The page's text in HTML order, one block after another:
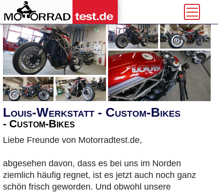
Louis-Werkstatt - Custom-Bikes
- Custom-Bikes
Liebe Freunde von Motorradtest.de,
abgesehen davon, dass es bei uns im Norden
ziemlich häufig regnet, ist es jetzt auch noch ganz
schön frisch geworden. Und obwohl unsere